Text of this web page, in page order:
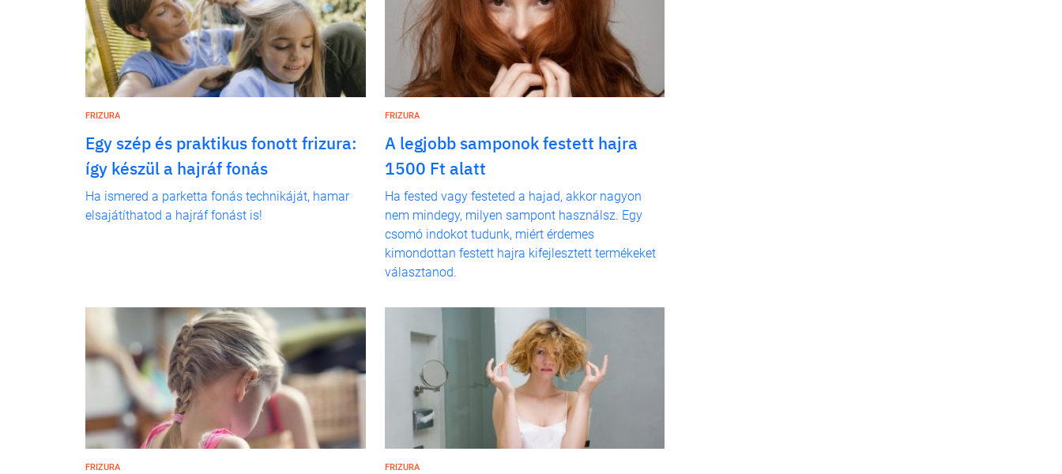
FRIZURA
Egy szép és praktikus fonott frizura:
így készül a hajráf fonás
Ha ismered a parketta fonás technikáját, hamar
elsajátíthatod a hajráf fonást is!
FRIZURA
A legjobb samponok festett hajra
1500 Ft alatt
Ha fested vagy festeted a hajad, akkor nagyon
nem mindegy, milyen sampont használsz. Egy
csomó indokot tudunk, miért érdemes
kimondottan festett hajra kifejlesztett termékeket
választanod.
FRIZURA FRIZURA